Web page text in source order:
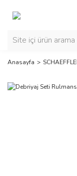
Anasayfa